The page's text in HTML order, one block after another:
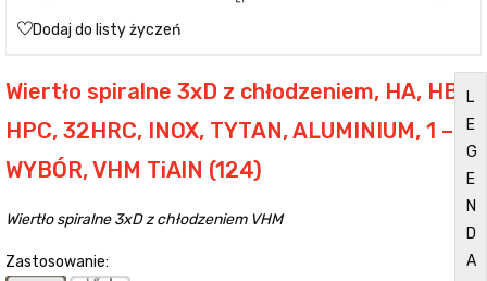
Dodaj do listy życzeń
Wiertło spiralne 3xD z chłodzeniem, HA, HB,
HPC, 32HRC, INOX, TYTAN, ALUMINIUM, 1 –
WYBÓR, VHM TiAlN (124)
Wiertło spiralne 3xD z chłodzeniem VHM
Zastosowanie:
L
E
G
E
N
D
A